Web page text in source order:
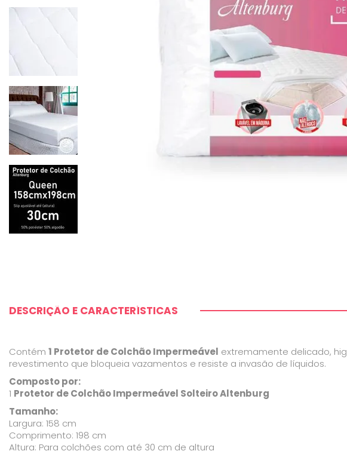
DESCRIÇÃO E CARACTERÍSTICAS
Contém 1 Protetor de Colchão Impermeável extremamente delicado,
revestimento que bloqueia vazamentos e resiste a invasão de líquidos.
Composto por:
1 Protetor de Colchão Impermeável Solteiro Altenburg
Tamanho:
Largura: 158 cm
Comprimento: 198 cm
Altura: Para colchões com até 30 cm de altura